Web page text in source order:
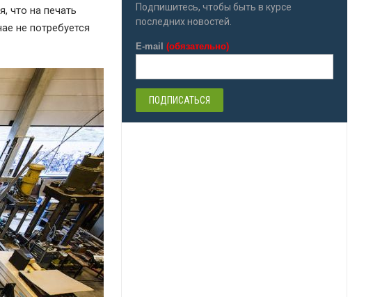
что на печать
не потребуется
Подпишитесь, чтобы быть в курсе
последних новостей.
E-mail (обязательно)